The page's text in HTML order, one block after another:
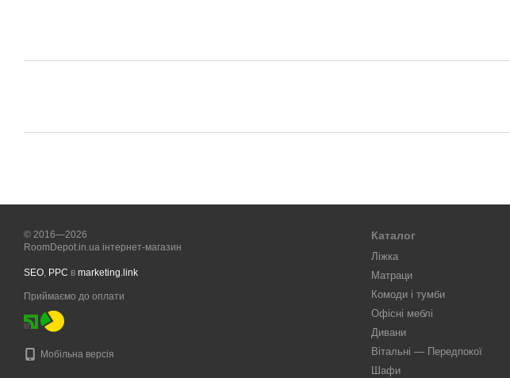
© 2016—2026
RoomDepot.in.ua інтернет-магазин
SEO, PPC в marketing.link
Приймаємо до оплати
Мобільна версія
Каталог
Ліжка
Матраци
Комоди і тумби
Офісні меблі
Дивани
Вітальні — Передпокої
Шафи